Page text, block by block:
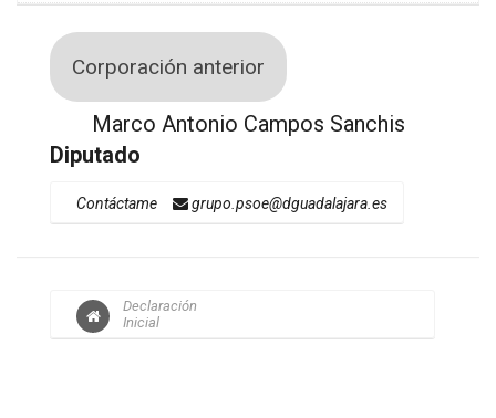
Corporación anterior
Marco Antonio Campos Sanchis
Diputado
Contáctame grupo.psoe@dguadalajara.es
Declaración
Inicial